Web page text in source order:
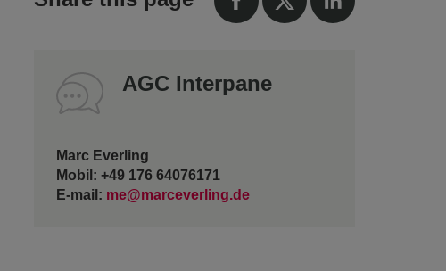
AGC Interpane
Marc Everling
Mobil: +49 176 64076171
E-mail: me@marceverling.de